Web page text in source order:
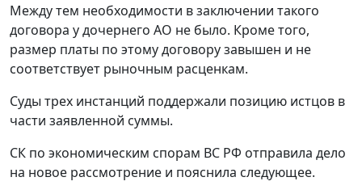
Между тем необходимости в заключении такого
договора у дочернего АО не было. Кроме того,
размер платы по этому договору завышен и не
соответствует рыночным расценкам.
Суды трех инстанций поддержали позицию истцов в
части заявленной суммы.
СК по экономическим спорам ВС РФ отправила дело
на новое рассмотрение и пояснила следующее.